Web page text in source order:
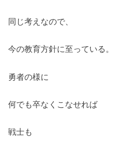
同じ考えなので、
今の教育方針に至っている。
勇者の様に
何でも卒なくこなせれば
戦士も